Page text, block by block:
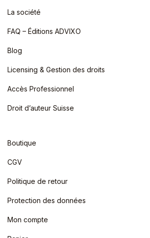
La société
FAQ – Éditions ADVIXO
Blog
Licensing & Gestion des droits
Accès Professionnel
Droit d’auteur Suisse
Boutique
CGV
Politique de retour
Protection des données
Mon compte